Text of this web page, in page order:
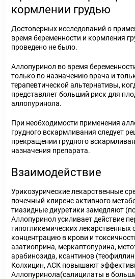
кормлении грудью
Достоверных исследований о
время беременности и кормления
проведено не было.
Аллопуринол во время
только по назначению врача и
терапевтической альтернативы,
представляет больший риск для
аллопуринола.
При необходимости применения
грудного вскармливания следует
прекращении грудного
назначения препарата.
Взаимодействие
Урикозурические лекарственные
почечный клиренс активного
тиазидные диуретики замедляют
Аллопуринол усиливает действие
гипогликемических
концентрацию в крови и
азатиоприна, меркаптопурина,
арабинозида, ксантинов
Колхицин, АСК повышают
Аллопуринола(салицилаты в